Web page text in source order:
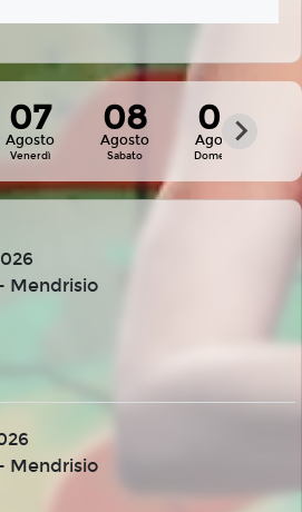
07
Agosto
Venerdì
08
Agosto
Sabato
09
Agosto
Domenica
Mendrisio
Mendrisio